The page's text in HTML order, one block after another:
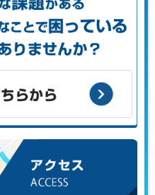
困っている、などありませ